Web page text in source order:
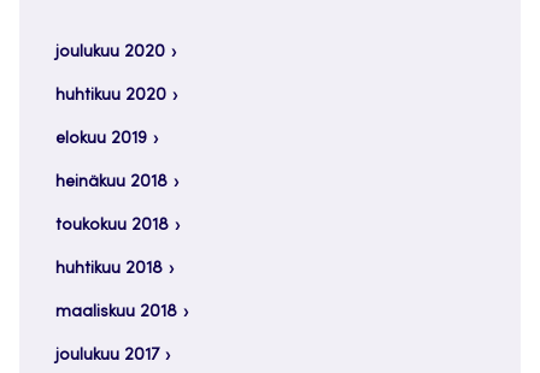
joulukuu 2020
huhtikuu 2020
elokuu 2019
heinäkuu 2018
toukokuu 2018
huhtikuu 2018
maaliskuu 2018
joulukuu 2017